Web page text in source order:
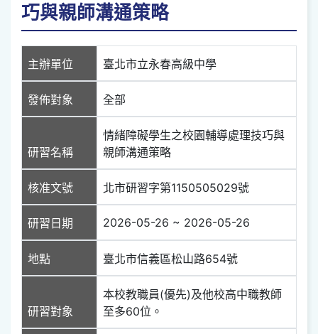
巧與親師溝通策略
主辦單位 臺北市立永春高級中學
發佈對象 全部
研習名稱
情緒障礙學生之校園輔導處理技巧與
親師溝通策略
核准文號 北市研習字第1150505029號
研習日期 2026-05-26 ~ 2026-05-26
地點 臺北市信義區松山路654號
研習對象
本校教職員(優先)及他校高中職教師
至多60位。